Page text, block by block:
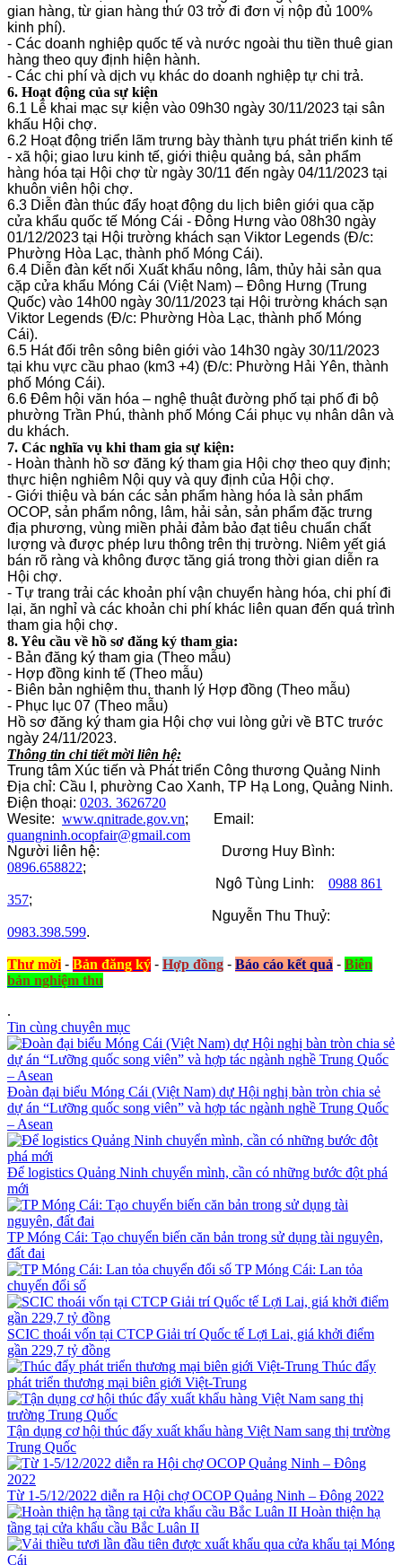
gian hàng, từ gian hàng thứ 03 trở đi đơn vị nộp đủ 100%
kinh phí).
- Các doanh nghiệp quốc tế và nước ngoài thu tiền thuê gian
hàng theo quy định hiện hành.
- Các chi phí và dịch vụ khác do doanh nghiệp tự chi trả.
6. Hoạt động của sự kiện
6.1 Lễ khai mạc sự kiện vào 09h30 ngày 30/11/2023 tại sân
khấu Hội chợ.
6.2 Hoạt động triển lãm trưng bày thành tựu phát triển kinh tế
- xã hội; giao lưu kinh tế, giới thiệu quảng bá, sản phẩm
hàng hóa tại Hội chợ từ ngày 30/11 đến ngày 04/11/2023 tại
khuôn viên hội chợ.
6.3 Diễn đàn thúc đẩy hoạt động du lịch biên giới qua cặp
cửa khẩu quốc tế Móng Cái - Đông Hưng vào 08h30 ngày
01/12/2023 tại Hội trường khách sạn Viktor Legends (Đ/c:
Phường Hòa Lạc, thành phố Móng Cái).
6.4 Diễn đàn kết nối Xuất khẩu nông, lâm, thủy hải sản qua
cặp cửa khẩu Móng Cái (Việt Nam) – Đông Hưng (Trung
Quốc) vào 14h00 ngày 30/11/2023 tại Hội trường khách sạn
Viktor Legends (Đ/c: Phường Hòa Lạc, thành phố Móng
Cái).
6.5 Hát đối trên sông biên giới vào 14h30 ngày 30/11/2023
tại khu vực cầu phao (km3 +4) (Đ/c: Phường Hải Yên, thành
phố Móng Cái).
6.6 Đêm hội văn hóa – nghệ thuật đường phố tại phố đi bộ
phường Trần Phú, thành phố Móng Cái phục vụ nhân dân và
du khách.
7. Các nghĩa vụ khi tham gia sự kiện:
- Hoàn thành hồ sơ đăng ký tham gia Hội chợ theo quy định;
thực hiện nghiêm Nội quy và quy định của Hội chợ.
- Giới thiệu và bán các sản phẩm hàng hóa là sản phẩm
OCOP, sản phẩm nông, lâm, hải sản, sản phẩm đặc trưng
địa phương, vùng miền phải đảm bảo đạt tiêu chuẩn chất
lượng và được phép lưu thông trên thị trường. Niêm yết giá
bán rõ ràng và không được tăng giá trong thời gian diễn ra
Hội chợ.
- Tự trang trải các khoản phí vận chuyển hàng hóa, chi phí đi
lại, ăn nghỉ và các khoản chi phí khác liên quan đến quá trình
tham gia hội chợ.
8. Yêu cầu về hồ sơ đăng ký tham gia:
- Bản đăng ký tham gia (Theo mẫu)
- Hợp đồng kinh tế (Theo mẫu)
- Biên bản nghiệm thu, thanh lý Hợp đồng (Theo mẫu)
- Phục lục 07 (Theo mẫu)
Hồ sơ đăng ký tham gia Hội chợ vui lòng gửi về BTC trước
ngày 24/11/2023.
Thông tin chi tiết mời liên hệ:
Trung tâm Xúc tiến và Phát triển Công thương Quảng Ninh
Địa chỉ: Cầu I, phường Cao Xanh, TP Hạ Long, Quảng Ninh.
Điện thoại: 0203. 3626720
Wesite: www.qnitrade.gov.vn; Email:
quangninh.ocopfair@gmail.com
Người liên hệ: Dương Huy Bình:
0896.658822;
Ngô Tùng Linh: 0988 861
357;
Nguyễn Thu Thuỷ:
0983.398.599.
Thư mời - Bản đăng ký - Hợp đồng - Báo cáo kết quả - Biên
bản nghiệm thu
.
Tin cùng chuyên mục
Đoàn đại biểu Móng Cái (Việt Nam) dự Hội nghị bàn tròn chia sẻ
dự án “Lưỡng quốc song viên” và hợp tác ngành nghề Trung Quốc
– Asean
Để logistics Quảng Ninh chuyển mình, cần có những bước đột phá
mới
TP Móng Cái: Tạo chuyển biến căn bản trong sử dụng tài nguyên,
đất đai
TP Móng Cái: Lan tỏa
chuyển đổi số
SCIC thoái vốn tại CTCP Giải trí Quốc tế Lợi Lai, giá khởi điểm
gần 229,7 tỷ đồng
Thúc đẩy
phát triển thương mại biên giới Việt-Trung
Tận dụng cơ hội thúc đẩy xuất khẩu hàng Việt Nam sang thị trường
Trung Quốc
Từ 1-5/12/2022 diễn ra Hội chợ OCOP Quảng Ninh – Đông 2022
Hoàn thiện hạ
tầng tại cửa khẩu cầu Bắc Luân II